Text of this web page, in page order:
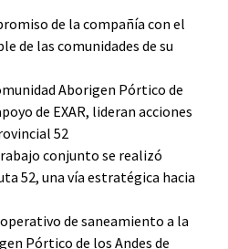
de la compañía con el
de las comunidades de su
Aborigen Pórtico de
de EXAR, lideran acciones
52
conjunto se realizó
52, una vía estratégica hacia
de saneamiento a la
Pórtico de los Andes de